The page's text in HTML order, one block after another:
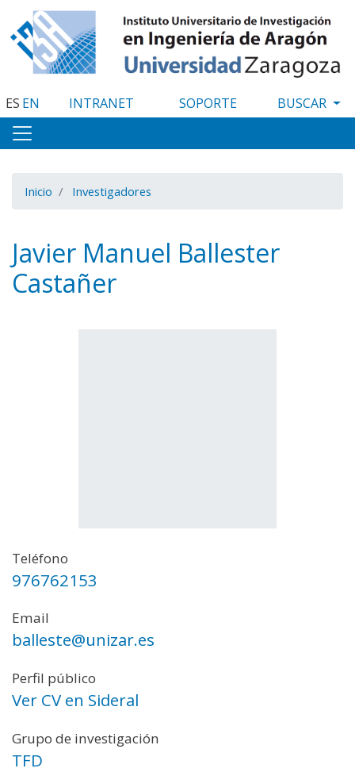
al
contenido
principal
ES EN INTRANET SOPORTE
Inicio Investigadores
Javier Manuel Ballester
Castañer
Teléfono
976762153
Email
balleste@unizar.es
Perfil público
Ver CV en Sideral
Grupo de investigación
TFD